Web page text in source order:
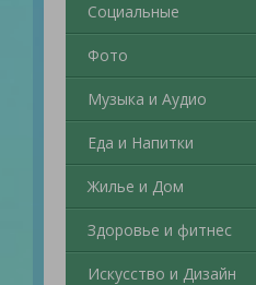
Социальные
Фото
Музыка и Аудио
Еда и Напитки
Жилье и Дом
Здоровье и фитнес
Искусство и Дизайн